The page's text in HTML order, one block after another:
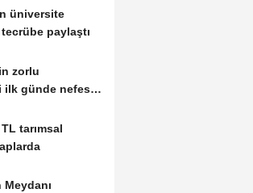
üniversite
paylaştı
zorlu
ilk günde nefes
tarımsal